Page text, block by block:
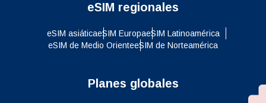
eSIM regionales
eSIM asiáticaeSIM EuropaeSIM Latinoamérica
eSIM de Medio OrienteeSIM de Norteamérica
Planes globales